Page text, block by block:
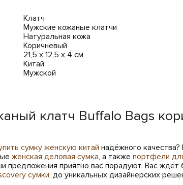
Клатч
Мужские кожаные клатчи
Натуральная кожа
Коричневый
21,5 х 12,5 х 4 см
Китай
Мужской
клатч Buffalo Bags
сумку женскую китай надёжного
женская деловая сумка, а также портфели
предложения приятно вас порадуют. Вас
сумки, до уникальных дизайнерских